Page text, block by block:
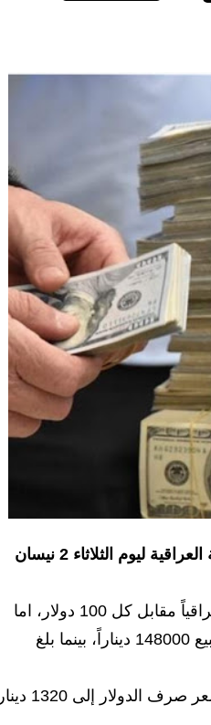
تنشر وظائف العراق أسعار صرف الدولار مقابل الدينار العراقي في الأسواق المحلية العراقية ليوم الثلاثاء 2 نيسان
وارتفعت اسعار الدولار مع افتتاح بورصتي الكفاح والحارثية لتسجل 147150 ديناراً عراقياً مقابل كل 100 دولار، اما
اسعار البيع في محال الصيرفة بالأسواق المحلية في بغداد استقرت حيث بلغ سعر البيع 148000 ديناراً، بينما بلغ
وكان مجلس الوزراء، قد أعلن بتاريخ 7 شباط/فبراير 2022، المصادقة على تعديل سعر صرف الدولار إلى 1320 دينار